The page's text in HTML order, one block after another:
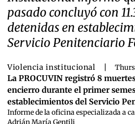
pasado concluyó con
detenidas en
Servicio Penitenciario
Violencia institucional
La PROCUVIN registró 8
encierro durante el primer
establecimientos del Servicio
Informe de la oficina especializada a
Adrián María Gentili